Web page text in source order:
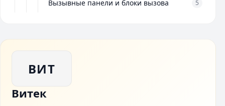
Вызывные панели и блоки вызова 5
ВИТ
Витек